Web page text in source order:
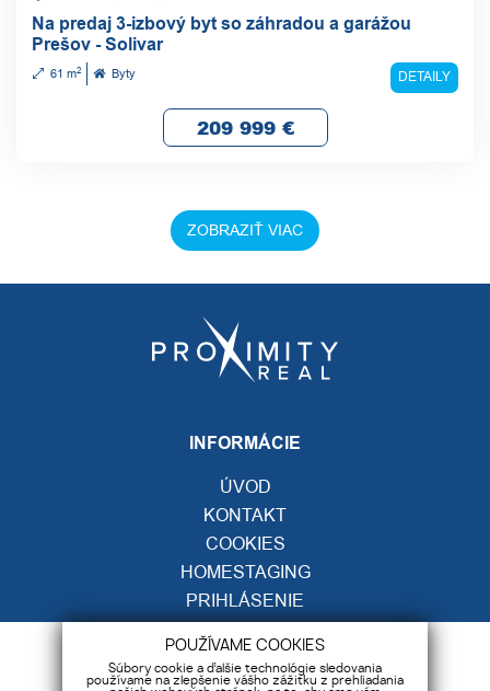
Na predaj 3-izbový byt so záhradou a garážou
Prešov - Solivar
61 m2 Byty DETAILY
209 999 €
ZOBRAZIŤ VIAC
INFORMÁCIE
ÚVOD
KONTAKT
COOKIES
HOMESTAGING
PRIHLÁSENIE
KONTAKT
POUŽÍVAME COOKIES
Súbory cookie a ďalšie technológie sledovania
používame na zlepšenie vášho zážitku z prehliadania